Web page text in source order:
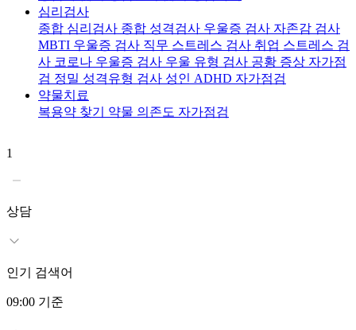
심리검사
종합 심리검사 종합 성격검사 우울증 검사 자존감 검사
MBTI 우울증 검사 직무 스트레스 검사 취업 스트레스 검
사 코로나 우울증 검사 우울 유형 검사 공황 증상 자가점
검 정밀 성격유형 검사 성인 ADHD 자가점검
약물치료
복용약 찾기 약물 의존도 자가점검
1
상담
인기 검색어
09:00 기준